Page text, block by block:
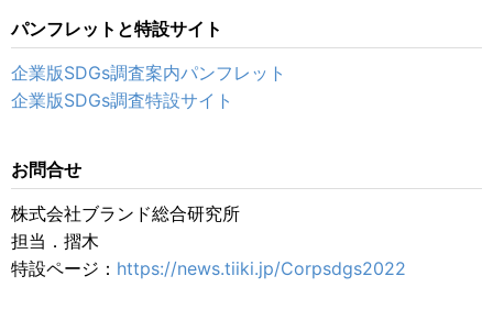
パンフレットと特設サイト
企業版SDGs調査案内パンフレット
企業版SDGs調査特設サイト
お問合せ
株式会社ブランド総合研究所
担当．摺木
特設ページ： https://news.tiiki.jp/Corpsdgs2022